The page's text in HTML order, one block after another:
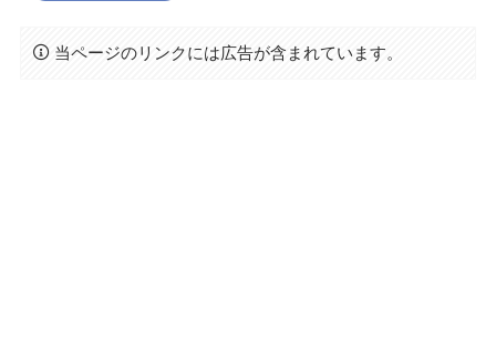
当ページのリンクには広告が含まれています。